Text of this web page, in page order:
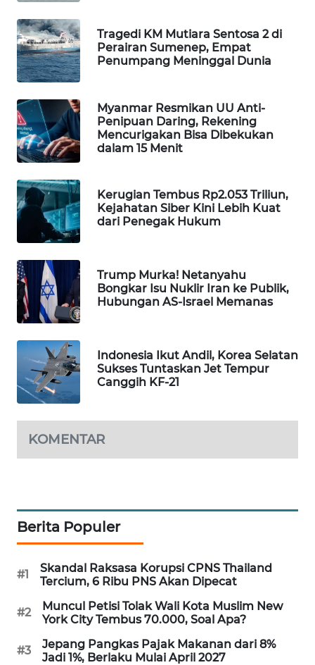
Tragedi KM Mutiara Sentosa 2 di
Perairan Sumenep, Empat
Penumpang Meninggal Dunia
Myanmar Resmikan UU Anti-
Penipuan Daring, Rekening
Mencurigakan Bisa Dibekukan
dalam 15 Menit
Kerugian Tembus Rp2.053 Triliun,
Kejahatan Siber Kini Lebih Kuat
dari Penegak Hukum
Trump Murka! Netanyahu
Bongkar Isu Nuklir Iran ke Publik,
Hubungan AS-Israel Memanas
Indonesia Ikut Andil, Korea Selatan
Sukses Tuntaskan Jet Tempur
Canggih KF-21
KOMENTAR
Berita Populer
#1
Skandal Raksasa Korupsi CPNS Thailand
Tercium, 6 Ribu PNS Akan Dipecat
#2
Muncul Petisi Tolak Wali Kota Muslim New
York City Tembus 70.000, Soal Apa?
#3
Jepang Pangkas Pajak Makanan dari 8%
Jadi 1%, Berlaku Mulai April 2027
WAHANA
PERSONA
WAHANA
OTOMOTIF
WAHANA
HEALTH
WAHANA
DESA
WISATA
WAHANA
Wahana
Network
KONSUMEN
LISTRIK
MASYARAKAT
KELISTRIKAN
WALINKI
MAWAKA
ID
MARTABAT
NET
PLN